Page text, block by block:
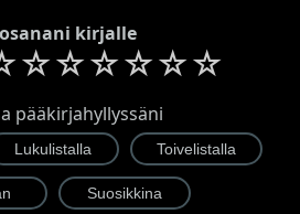
kirjalle
☆☆☆☆☆☆
pääkirjahyllyssäni